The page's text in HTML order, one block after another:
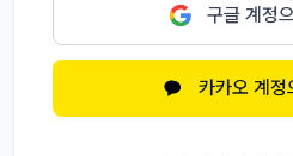
구글 계정
카카오 계정